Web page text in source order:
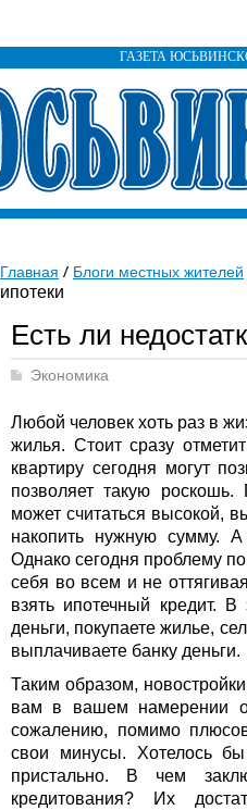
ГАЗЕТА
Главная Блоги местных жителей
ипотеки
Есть ли
Экономика
Любой человек хоть раз в
жилья. Стоит сразу
квартиру сегодня могут
позволяет такую
может считаться высокой,
накопить нужную сумму. А
Однако сегодня проблему
себя во всем и не
взять ипотечный кредит.
деньги, покупаете жилье,
выплачиваете банку деньги.
Таким образом,
вам в вашем намерении
сожалению, помимо
свои минусы. Хотелось
пристально. В чем
кредитования? Их